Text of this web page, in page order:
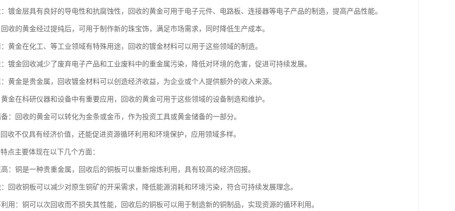
镀金层具有良好的导电性和抗腐蚀性，回收的黄金可用于电子元件、电路板、连接器等电子产品的制造，提高产品性能。
收的黄金经过提纯后，可用于制作新的珠宝饰，满足市场需求，同时降低生产成本。
黄金在化工、等工业领域有特殊用途，回收的镀金材料可以用于这些领域的制造。
镀金回收减少了废弃电子产品和工业废料中的重金属污染，降低对环境的危害，促进可持续发展。
黄金是贵金属，回收镀金材料可以创造经济收益，为企业或个人提供额外的收入来源。
金在科研仪器和设备中有重要应用，回收的黄金可用于这些领域的设备制造和维护。
：回收的黄金可以转化为金条或金币，作为投资工具或黄金储备的一部分。
收不仅具有经济价值，还能促进资源循环利用和环境保护，应用领域多样。
点主要体现在以下几个方面：
：铜是一种贵重金属，回收后的铜板可以重新熔炼利用，具有较高的经济回报。
回收铜板可以减少对原生铜矿的开采需求，降低能源消耗和环境污染，符合可持续发展理念。
用：铜可以次回收而不损失其性能，回收后的铜板可以用于制造新的铜制品，实现资源的循环利用。